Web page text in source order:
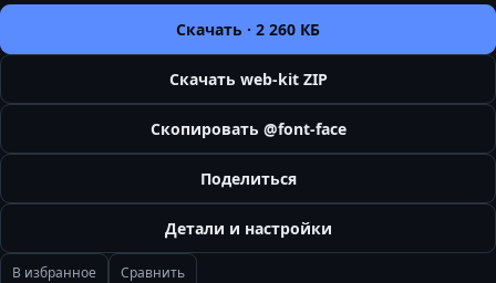
Скачать · 2 260 КБ
Скачать web-kit ZIP
Скопировать @font-face
Поделиться
Детали и настройки
В избранное Сравнить